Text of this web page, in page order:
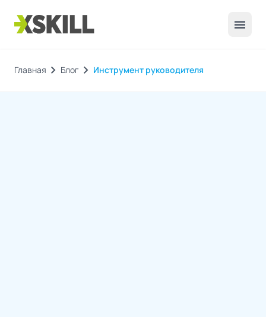
menu
Главная chevron_right Блог chevron_right Инструмент руководителя